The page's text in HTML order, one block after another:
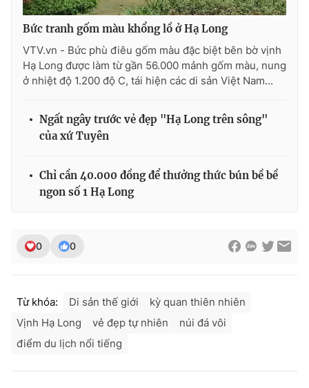
Bức tranh gốm màu khổng lồ ở Hạ Long
VTV.vn - Bức phù điêu gốm màu đặc biệt bên bờ vịnh
Hạ Long được làm từ gần 56.000 mảnh gốm màu, nung
ở nhiệt độ 1.200 độ C, tái hiện các di sản Việt Nam...
Ngất ngây trước vẻ đẹp "Hạ Long trên sông"
của xứ Tuyên
Chỉ cần 40.000 đồng để thưởng thức bún bề bề
ngon số 1 Hạ Long
0 0
Từ khóa: Di sản thế giới
kỳ quan thiên nhiên
Vịnh Hạ Long
vẻ đẹp tự nhiên
núi đá vôi
điểm du lịch nổi tiếng